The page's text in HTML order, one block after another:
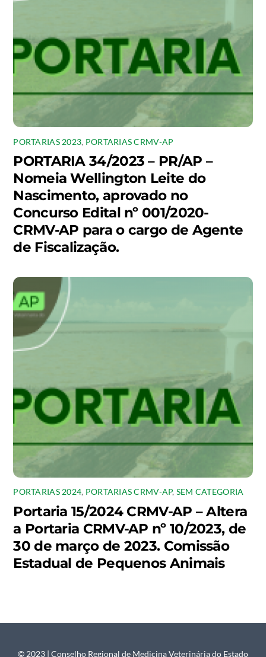
PORTARIAS 2023, PORTARIAS CRMV-AP
PORTARIA 34/2023 – PR/AP –
Nomeia Wellington Leite do
Nascimento, aprovado no
Concurso Edital nº 001/2020-
CRMV-AP para o cargo de Agente
de Fiscalização.
PORTARIAS 2024, PORTARIAS CRMV-AP, SEM CATEGORIA
Portaria 15/2024 CRMV-AP – Altera
a Portaria CRMV-AP nº 10/2023, de
30 de março de 2023. Comissão
Estadual de Pequenos Animais
Back
© 2023 | Conselho Regional de Medicina Veterinária do Estado